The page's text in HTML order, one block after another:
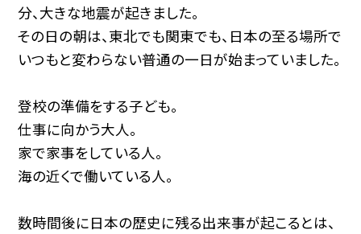
分、大きな地震が起きました。
その日の朝は、東北でも関東でも、日本の至る場所で
いつもと変わらない普通の一日が始まっていました。
登校の準備をする子ども。
仕事に向かう大人。
家で家事をしている人。
海の近くで働いている人。
数時間後に日本の歴史に残る出来事が起こるとは、